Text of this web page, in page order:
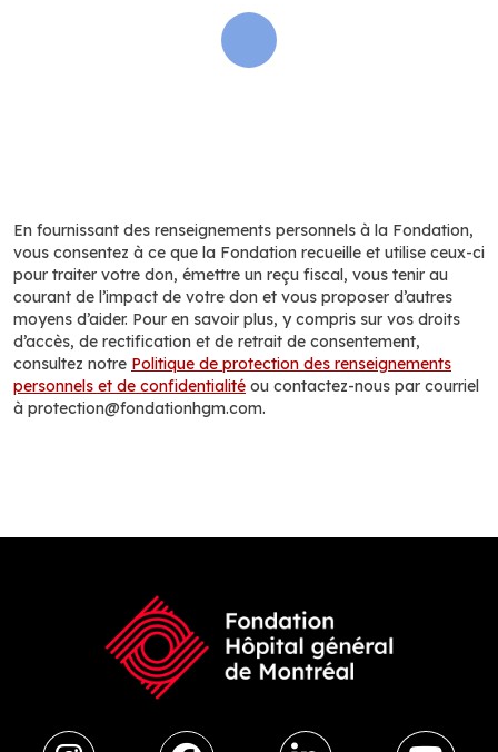
En fournissant des renseignements personnels à la Fondation,
vous consentez à ce que la Fondation recueille et utilise ceux-ci
pour traiter votre don, émettre un reçu fiscal, vous tenir au
courant de l’impact de votre don et vous proposer d’autres
moyens d’aider. Pour en savoir plus, y compris sur vos droits
d’accès, de rectification et de retrait de consentement,
consultez notre Politique de protection des renseignements
personnels et de confidentialité ou contactez-nous par courriel
à protection@fondationhgm.com.